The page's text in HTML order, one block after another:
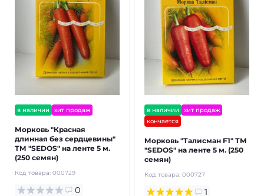
в наличии хит продаж
Морковь "Красная
длинная без сердцевины"
ТМ "SEDOS" на ленте 5 м.
(250 семян)
Код товара: 000729
0
в наличии
хит продаж
кончается
Морковь "Талисман F1" ТМ
"SEDOS" на ленте 5 м. (250
семян)
Код товара: 000727
1